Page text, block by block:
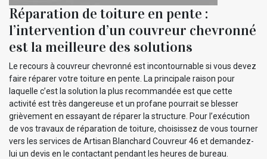
Réparation de toiture en pente :
l’intervention d’un couvreur chevronné
est la meilleure des solutions
Le recours à couvreur chevronné est incontournable si vous devez
faire réparer votre toiture en pente. La principale raison pour
laquelle c’est la solution la plus recommandée est que cette
activité est très dangereuse et un profane pourrait se blesser
grièvement en essayant de réparer la structure. Pour l’exécution
de vos travaux de réparation de toiture, choisissez de vous tourner
vers les services de Artisan Blanchard Couvreur 46 et demandez-
lui un devis en le contactant pendant les heures de bureau.